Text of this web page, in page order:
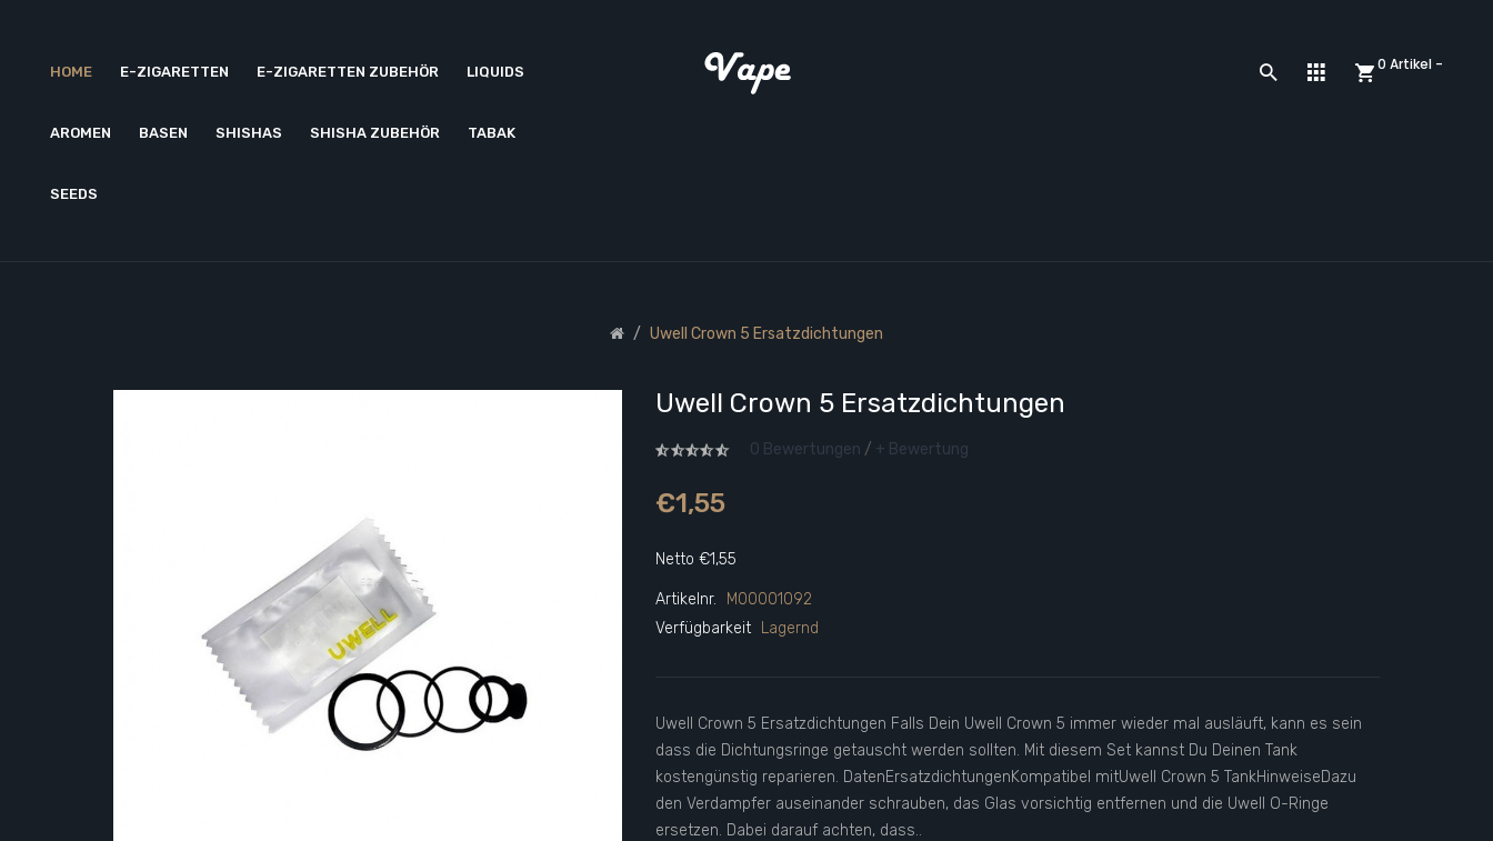
HOME E-ZIGARETTEN E-ZIGARETTEN ZUBEHÖR LIQUIDS
AROMEN BASEN SHISHAS SHISHA ZUBEHÖR TABAK
SEEDS
0 Artikel -
Uwell Crown 5 Ersatzdichtungen
Uwell Crown 5 Ersatzdichtungen
0 Bewertungen / + Bewertung
€1,55
Netto €1,55
Artikelnr.
M00001092
Verfügbarkeit
Lagernd
Uwell Crown 5 Ersatzdichtungen Falls Dein Uwell Crown 5 immer wieder mal ausläuft, kann es sein
dass die Dichtungsringe getauscht werden sollten. Mit diesem Set kannst Du Deinen Tank
kostengünstig reparieren. DatenErsatzdichtungenKompatibel mitUwell Crown 5 TankHinweiseDazu
den Verdampfer auseinander schrauben, das Glas vorsichtig entfernen und die Uwell O-Ringe
ersetzen. Dabei darauf achten, dass..